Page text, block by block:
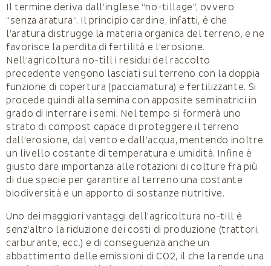
Il termine deriva dall’inglese “no-tillage”, ovvero
“senza aratura”. Il principio cardine, infatti, è che
l’aratura distrugge la materia organica del terreno, e ne
favorisce la perdita di fertilità e l’erosione.
Nell’agricoltura no-till i residui del raccolto
precedente vengono lasciati sul terreno con la doppia
funzione di copertura (pacciamatura) e fertilizzante. Si
procede quindi alla semina con apposite seminatrici in
grado di interrare i semi. Nel tempo si formerà uno
strato di compost capace di proteggere il terreno
dall’erosione, dal vento e dall’acqua, mentendo inoltre
un livello costante di temperatura e umidità. Infine è
giusto dare importanza alle rotazioni di colture fra più
di due specie per garantire al terreno una costante
biodiversità e un apporto di sostanze nutritive.
Uno dei maggiori vantaggi dell’agricoltura no-till è
senz’altro la riduzione dei costi di produzione (trattori,
carburante, ecc.) e di conseguenza anche un
abbattimento delle emissioni di CO2, il che la rende una